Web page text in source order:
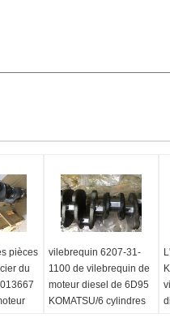
pièces
du
vilebrequin 6207-31-
1100 de vilebrequin de
moteur diesel de 6D95
KOMATSU/6 cylindres